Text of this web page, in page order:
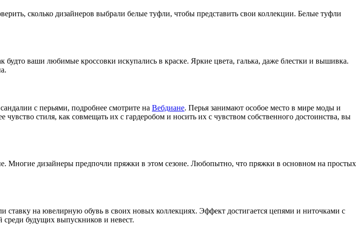
сколько дизайнеров выбрали белые туфли, чтобы представить свои коллекции. Белые туфли
ваши любимые кроссовки искупались в краске. Яркие цвета, галька, даже блестки и вышивка.
с перьями, подробнее смотрите на Вебдиане. Перья занимают особое место в мире моды и
стиля, как совмещать их с гардеробом и носить их с чувством собственного достоинства, вы
дизайнеры предпочли пряжки в этом сезоне. Любопытно, что пряжки в основном на простых
на ювелирную обувь в своих новых коллекциях. Эффект достигается цепями и ниточками с
среди будущих выпускников и невест.